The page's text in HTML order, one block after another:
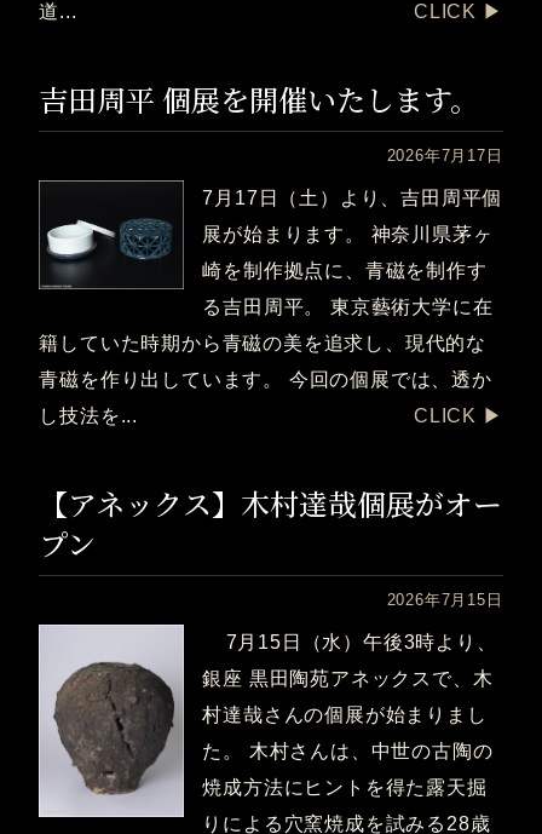
道...
CLICK ▶︎
吉田周平 個展を開催いたします。
2026年7月17日
7月17日（土）より、吉田周平個
展が始まります。 神奈川県茅ヶ
崎を制作拠点に、青磁を制作す
る吉田周平。 東京藝術大学に在
籍していた時期から青磁の美を追求し、現代的な
青磁を作り出しています。 今回の個展では、透か
し技法を...
CLICK ▶︎
【アネックス】木村達哉個展がオー
プン
2026年7月15日
7月15日（水）午後3時より、
銀座 黒田陶苑アネックスで、木
村達哉さんの個展が始まりまし
た。 木村さんは、中世の古陶の
焼成方法にヒントを得た露天掘
りによる穴窯焼成を試みる28歳